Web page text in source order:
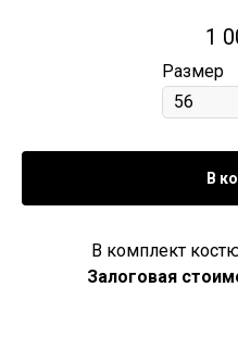
1
Размер
В
В комплект
Залоговая